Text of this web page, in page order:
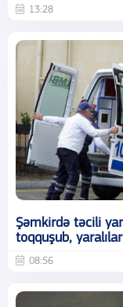
13:28
Şəmkirdə təcili
toqquşub,
08:56